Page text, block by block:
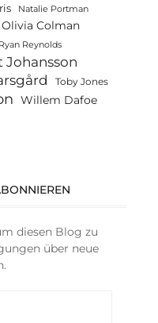
Natalie Portman
Olivia Colman
Ryan Reynolds
Johansson
Toby Jones
Willem Dafoe
diesen Blog zu
über neue